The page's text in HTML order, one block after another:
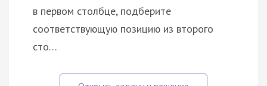
в первом столбце, подберите
соответствующую позицию из второго
сто…